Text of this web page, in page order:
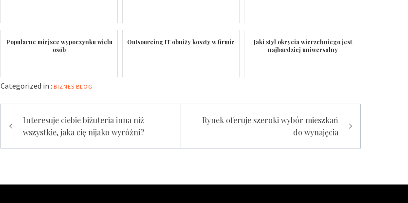
Popularne miejsce wypoczynku wielu
osób
Outsourcing IT obniży koszty w firmie
Jaki styl okrycia wierzchniego jest
najbardziej uniwersalny
Categorized in : BIZNES BLOG
Nawigacja
wpisu
Interesuje ciebie biżuteria inna niż
wszystkie, jaka cię nijako wyróżni?
Rynek oferuje szeroki wybór mieszkań
do wynajęcia